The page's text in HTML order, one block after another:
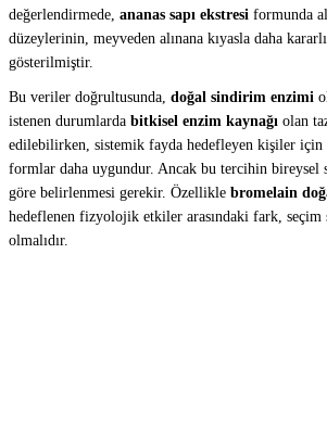
değerlendirmede, ananas sapı ekstresi formunda
düzeylerinin, meyveden alınana kıyasla daha
gösterilmiştir.
Bu veriler doğrultusunda, doğal sindirim enzimi
istenen durumlarda bitkisel enzim kaynağı olan
edilebilirken, sistemik fayda hedefleyen kişiler için
formlar daha uygundur. Ancak bu tercihin bireysel
göre belirlenmesi gerekir. Özellikle bromelain
hedeflenen fizyolojik etkiler arasındaki fark,
olmalıdır.